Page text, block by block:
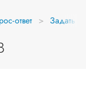
ответ Задать